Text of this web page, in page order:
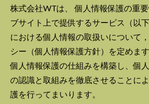
株式会社WTは、 個人情報保護の重
ブサイト上で提供するサービス（以
における個人情報の取扱いについて
シー（個人情報保護方針）を定めます
個人情報保護の仕組みを構築し、個
の認識と取組みを徹底させることに
護を行ってまいります。